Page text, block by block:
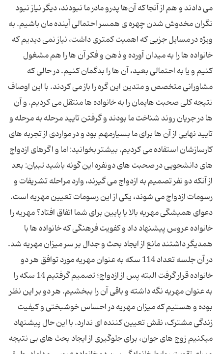
می دادند و هم از آنجا که آن‌ها پدرو مادر ما نبودند، دیگر نیاز نبود
نگران مخدوش شدن چهره ی همسر احتمالی آینده مان باشیم. به
ویژه در مسایل جزیی که اهمیت کمتری داشت، نیاز نمی دیدیم که
خانواده ها را به میدان آورده و ذهن و فکر آن ها را هم مشغول
کنیم و یا به احتمالی بعید، آن ها را بدگمان کنیم. در حالی که
مشاورانی متخصص و متدین این گره را باز می کردند. با این اوصاف
نتیجه کلی صحبت هایمان را به خانواده ها منتقل می کردیم. و آن
ها در جریان روند شناخت ما بودند و گرفتن تایید مرحله به مرحله و
تایید نهایی از آن ها برای ما بسیارمهم بود و در مواردی از تجربه های
کارسازشان استفاده می کردیم. بیشتر بخوانید: اما و اگرهای ازدواج
های دانشجویی در صحبت های دونفره این گونه باشید تبیان: بعد
از آنکه دو نفر تصمیم به ازدواج می گیرند، وارد مراحله تشریفات و
رسومات ازدواج می شوند، یکی از این رسومات تعیین مهریه است.
دعوای همیشگی مهریه بالا یا پایین برای شما اتفاق افتاد؟ مهریه را
خانواده عروس پیشنهاد داد و کفویت فرهنگی که خانواده ها با
همدیگر داشتند مانع از ایجاد بحث و جدال بر سر میزان مهریه شد.
در آن جلسه تعداد 114 سکه به عنوان مهریه مورد توافق هر دو
خانواده قرار گرفت البته پس از ازدواج؛ تصمیم گرفتیم 14 سکه را
به عنوان مهریه نگه داشته و باقی آن را ببخشیم. هر دو بر این نظر
بوده و هستیم که میزان مهریه در احساس خوشبختی و کیفیت
زندگی مشترک، نقش تعیین ‌کننده ای ندارد. با این حال پیشنهاد
میکنیم زوج های جوان، برای جلوگیری از ایجاد بحث های بی نتیجه